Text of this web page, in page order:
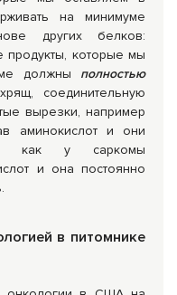
на минимуме
других белков:
которые мы
должны полностью
соединительную
вырезки, например
аминокислот и они
как у саркомы
и она постоянно
в питомнике